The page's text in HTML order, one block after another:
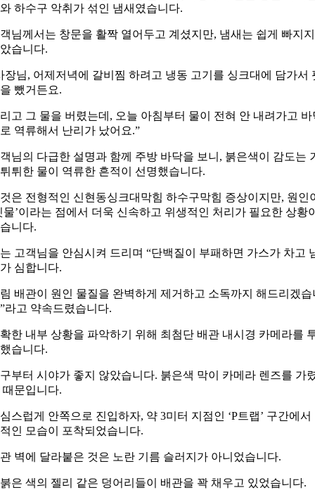
하수구 악취가 섞인 냄새였습니다.
님께서는 창문을 활짝 열어두고 계셨지만, 냄새는 쉽게 빠지지
습니다.
장님, 어제저녁에 갈비찜 하려고 냉동 고기를 싱크대에 담가서
뺐거든요.
고 그 물을 버렸는데, 오늘 아침부터 물이 전혀 안 내려가고 바
역류해서 난리가 났어요.”
님의 다급한 설명과 함께 주방 바닥을 보니, 붉은색이 감도는
튀한 물이 역류한 흔적이 선명했습니다.
은 전형적인 신현동싱크대막힘 하수구막힘 증상이지만, 원인
물’이라는 점에서 더욱 신속하고 위생적인 처리가 필요한 상황
니다.
고객님을 안심시켜 드리며 “단백질이 부패하면 가스가 차고
심합니다.
배관이 원인 물질을 완벽하게 제거하고 소독까지 해드리겠습
라고 약속드렸습니다.
한 내부 상황을 파악하기 위해 최첨단 배관 내시경 카메라를
습니다.
부터 시야가 좋지 않았습니다. 붉은색 막이 카메라 렌즈를 가
때문입니다.
스럽게 안쪽으로 진입하자, 약 3미터 지점인 ‘P트랩’ 구간에서
인 모습이 포착되었습니다.
벽에 달라붙은 것은 노란 기름 슬러지가 아니었습니다.
은 색의 젤리 같은 덩어리들이 배관을 꽉 채우고 있었습니다.